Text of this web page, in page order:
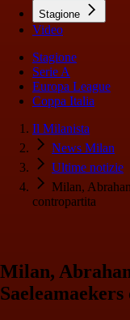
Stagione
Video
Stagione
Serie A
Europa League
Coppa Italia
Il Milanista
News Milan
Ultime notizie
Milan,
contropartita
Milan,